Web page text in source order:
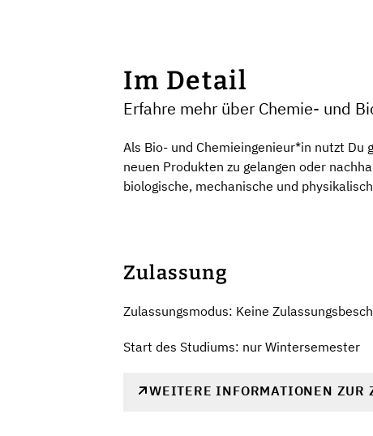
Im Detail
Erfahre mehr über Chemie- und
Als Bio- und Chemieingenieur*in nutzt Du
neuen Produkten zu gelangen oder
biologische, mechanische und
Zulassung
Zulassungsmodus: Keine
Start des Studiums: nur Wintersemester
WEITERE INFORMATIONEN ZUR